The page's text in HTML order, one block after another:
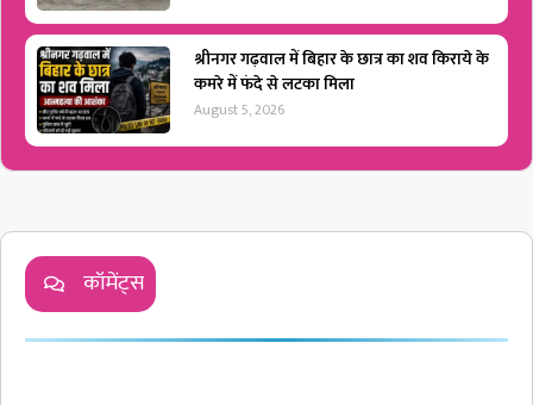
श्रीनगर गढ़वाल में बिहार के छात्र का शव किराये के
कमरे में फंदे से लटका मिला
August 5, 2026
कॉमेंट्स